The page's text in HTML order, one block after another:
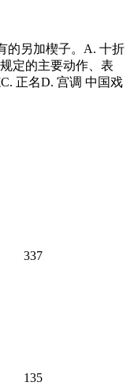
的另加楔子。A. 十折
定的主要动作、表
正名D. 宫调 中国戏
337
135